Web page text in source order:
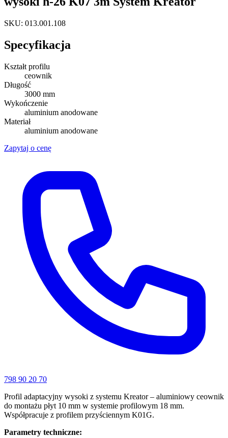
SKU: 013.001.108
Specyfikacja
Kształt profilu
ceownik
Długość
3000 mm
Wykończenie
aluminium anodowane
Materiał
aluminium anodowane
Zapytaj o cenę
798 90 20 70
Profil adaptacyjny wysoki z systemu Kreator – aluminiowy ceownik
do montażu płyt 10 mm w systemie profilowym 18 mm.
Współpracuje z profilem przyściennym K01G.
Parametry techniczne: